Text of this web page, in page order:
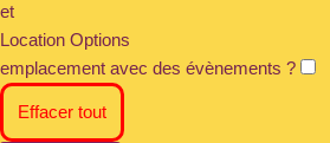
et
Location Options
emplacement avec des évènements ?
Effacer tout